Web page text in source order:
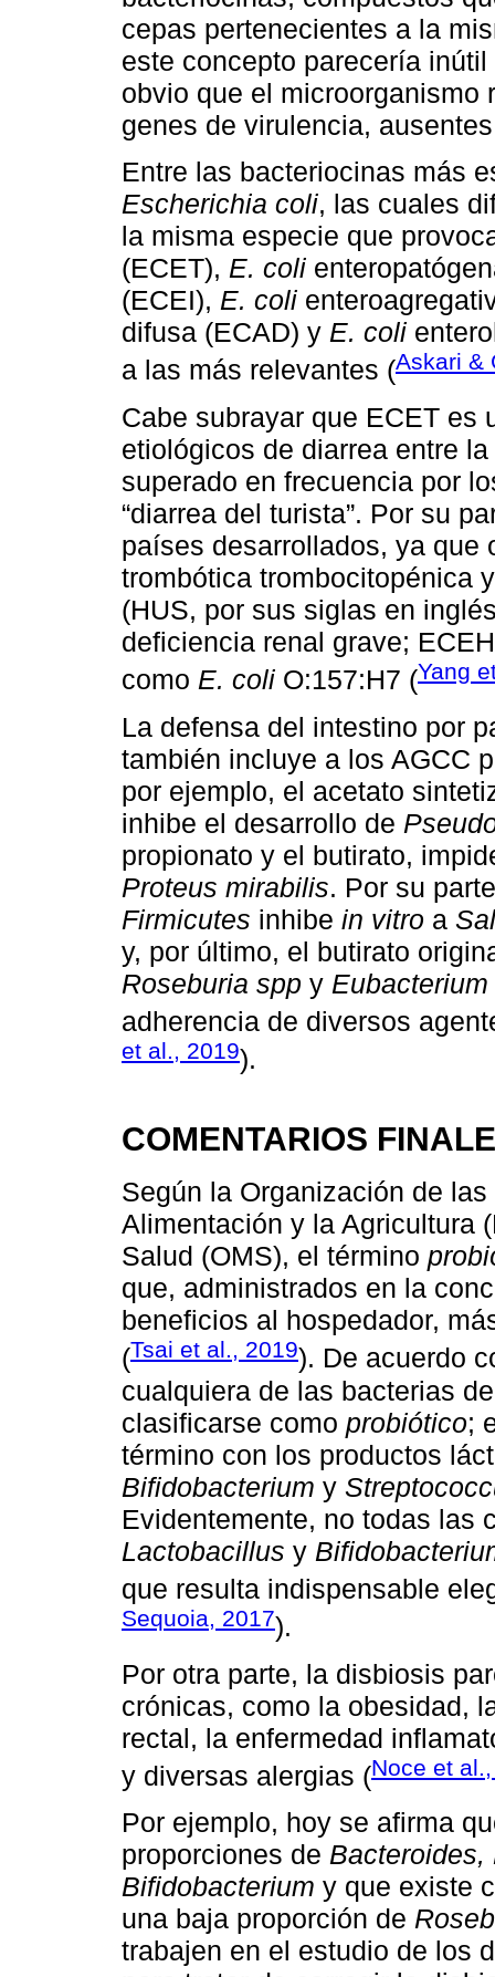
cepas pertenecientes a la
este concepto parecería
obvio que el microorganismo
genes de virulencia,
Entre las bacteriocinas más
Escherichia coli, las cuales
la misma especie que
(ECET), E. coli
(ECEI), E. coli
difusa (ECAD) y E. coli
a las más relevantes (Askari &
Cabe subrayar que ECET es
etiológicos de diarrea entre
superado en frecuencia por
“diarrea del turista”. Por su
países desarrollados, ya que
trombótica trombocitopénica
(HUS, por sus siglas en
deficiencia renal grave;
como E. coli O:157:H7 (Yang
La defensa del intestino por
también incluye a los AGCC
por ejemplo, el acetato
inhibe el desarrollo de
propionato y el butirato,
Proteus mirabilis. Por su
Firmicutes inhibe in vitro a
y, por último, el butirato
Roseburia spp y
adherencia de diversos
et al., 2019).
COMENTARIOS
Según la Organización de
Alimentación y la Agricultura
Salud (OMS), el término
que, administrados en la
beneficios al hospedador,
(Tsai et al., 2019). De acuerdo
cualquiera de las bacterias
clasificarse como probiótico;
término con los productos
Bifidobacterium y
Evidentemente, no todas las
Lactobacillus y
que resulta indispensable
Sequoia, 2017).
Por otra parte, la disbiosis
crónicas, como la obesidad,
rectal, la enfermedad
y diversas alergias (Noce et
Por ejemplo, hoy se afirma
proporciones de
Bifidobacterium y que existe
una baja proporción de
trabajen en el estudio de los